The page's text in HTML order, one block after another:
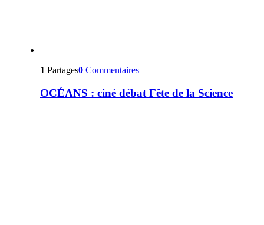
1 Partages0 Commentaires
OCÉANS : ciné débat Fête de la Science